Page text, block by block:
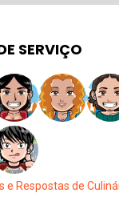
SERVIÇO
e Respostas de